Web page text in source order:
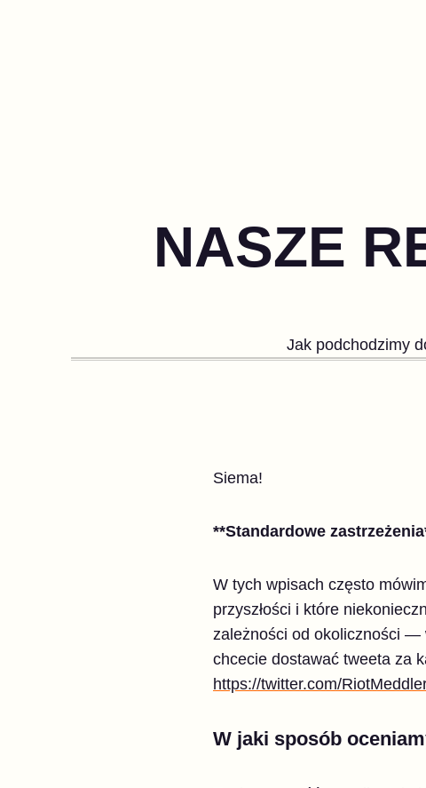
NASZE
Jak podchodzimy
Siema!
**Standardowe
W tych wpisach często
przyszłości i które
zależności od okoliczności —
chcecie dostawać tweeta za
https://twitter.com/RiotMeddler
W jaki sposób